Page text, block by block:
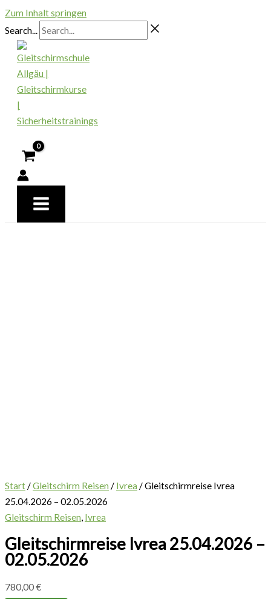
Zum Inhalt springen
Search...
Start/Gleitschirm Reisen / Ivrea / Gleitschirmreise Ivrea
25.04.2026 – 02.05.2026
Gleitschirm Reisen, Ivrea
Gleitschirmreise Ivrea 25.04.2026 –
02.05.2026
780,00€